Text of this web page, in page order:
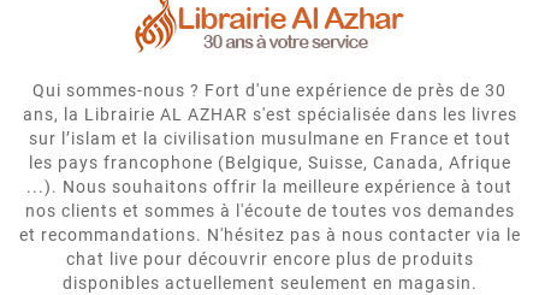
Qui sommes-nous ? Fort d'une expérience de près de 30
ans, la Librairie AL AZHAR s'est spécialisée dans les livres
sur l’islam et la civilisation musulmane en France et tout
les pays francophone (Belgique, Suisse, Canada, Afrique
...). Nous souhaitons offrir la meilleure expérience à tout
nos clients et sommes à l'écoute de toutes vos demandes
et recommandations. N'hésitez pas à nous contacter via le
chat live pour découvrir encore plus de produits
disponibles actuellement seulement en magasin.